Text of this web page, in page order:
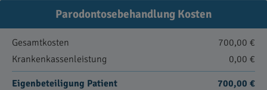
Parodontosebehandlung Kosten
Gesamtkosten
700,00 €
Krankenkassenleistung
0,00 €
Eigenbeteiligung Patient 700,00 €